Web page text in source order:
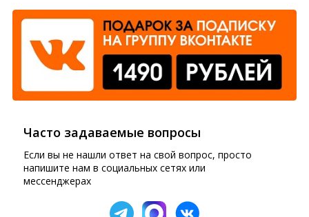
Часто задаваемые вопросы
Если вы не нашли ответ на свой вопрос, просто
напишите нам в социальных сетях или
мессенджерах